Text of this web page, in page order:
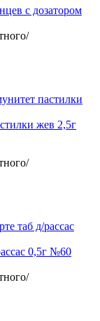
с дозатором
жев 2,5г
0,5г №60